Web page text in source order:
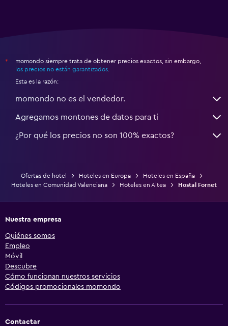
*
momondo siempre trata de obtener precios exactos, sin embargo,
los precios no están garantizados
Esta es la razón:
momondo no es el vendedor.
Agregamos montones de datos para ti
¿Por qué los precios no son 100% exactos?
Ofertas de hotel Hoteles en Europa
Hoteles en España
Hoteles en Comunidad Valenciana
Hoteles en Altea Hostal Fornet
Nuestra empresa
Quiénes somos
Empleo
Móvil
Descubre
Cómo funcionan nuestros servicios
Códigos promocionales momondo
Contactar